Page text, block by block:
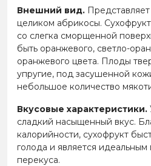
Внешний вид.
целиком абрикосы.
со слегка сморщенной
быть оранжевого, светло-
оранжевого цвета. Плоды
упругие, под засушенной
небольшое количество
Вкусовые характеристики.
сладкий насыщенный вкус.
калорийности, сухофрукт
голода и является
перекуса.